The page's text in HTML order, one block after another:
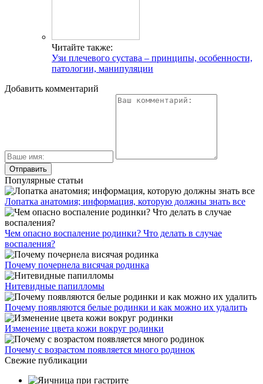
Читайте также:
Узи плечевого сустава – принципы, особенности,
патологии, манипуляции
Добавить комментарий
Популярные статьи
Лопатка анатомия; информация, которую должны знать все
Чем опасно воспаление родинки? Что делать в случае
воспаления?
Почему почернела висячая родинка
Нитевидные папилломы
Почему появляются белые родинки и как можно их удалить
Изменение цвета кожи вокруг родинки
Почему с возрастом появляется много родинок
Свежие публикации